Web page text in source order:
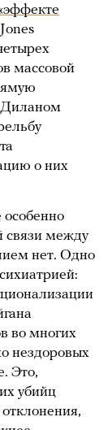
массовой
Диланом
о них
особенно
связи между
нет. Одно
во многих
нездоровых
Это,
убийц